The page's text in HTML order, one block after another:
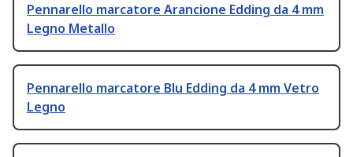
Pennarello marcatore Arancione Edding da 4 mm
Legno Metallo
Pennarello marcatore Blu Edding da 4 mm Vetro
Legno